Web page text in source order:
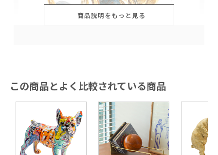
商品説明をもっと見る
この商品とよく比較されている商品